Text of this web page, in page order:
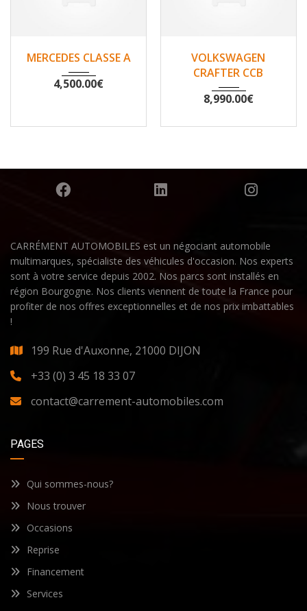
148500
MERCEDES CLASSE A
4,500.00€
200530
VOLKSWAGEN
CRAFTER CCB
8,990.00€
CARRÉMENT AUTOMOBILES est un négociant automobile
multimarques, spécialiste des véhicules d'occasion. Nos experts
sont à votre service depuis 2002. Nos parcs sont installés en
région Bourgogne. Nos clients viennent de toute la France pour
profiter de nos offres exceptionnelles et de nos prix imbattables
!
199 Rue d'Auxonne, 21000 DIJON
+33 (0) 3 45 18 33 07
contact@carrement-automobiles.com
PAGES
Qui sommes-nous?
Nous trouver
Occasions
Reprise
Financement
Services